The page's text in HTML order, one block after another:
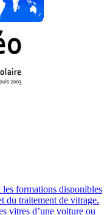
formations disponibles
du traitement de vitrage.
vitres d’une voiture ou